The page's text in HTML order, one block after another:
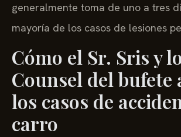
generalmente toma de uno a tres
mayoría de los casos de lesiones
Cómo el Sr. Sris y
Counsel del bufete
los casos de
carro